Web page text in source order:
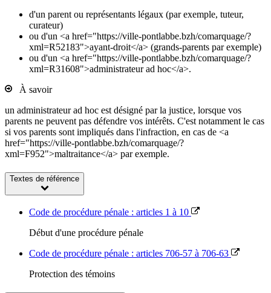
d'un parent ou représentants légaux (par exemple, tuteur,
curateur)
ou d'un <a href="https://ville-pontlabbe.bzh/comarquage/?
xml=R52183">ayant-droit</a> (grands-parents par exemple)
ou d'un <a href="https://ville-pontlabbe.bzh/comarquage/?
xml=R31608">administrateur ad hoc</a>.
À savoir
un administrateur ad hoc est désigné par la justice, lorsque vos
parents ne peuvent pas défendre vos intérêts. C'est notamment le cas
si vos parents sont impliqués dans l'infraction, en cas de <a
href="https://ville-pontlabbe.bzh/comarquage/?
xml=F952">maltraitance</a> par exemple.
Textes de référence
Code de procédure pénale : articles 1 à 10
Début d'une procédure pénale
Code de procédure pénale : articles 706-57 à 706-63
Protection des témoins